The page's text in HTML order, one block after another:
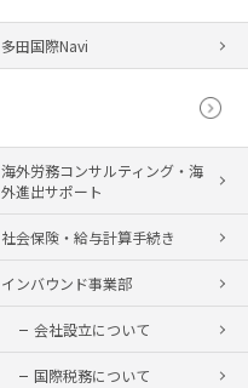
多田国際Navi
海外労務コンサルティング・海
外進出サポート
社会保険・給与計算手続き
インバウンド事業部
会社設立について
国際税務について